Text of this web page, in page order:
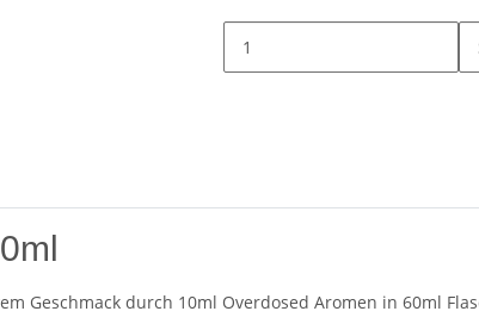
Geschmack durch 10ml Overdosed Aromen in 60ml